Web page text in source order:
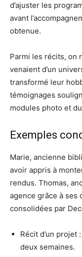
d’ajuster les
avant
obtenue.
Parmi les récits, on
venaient d’un
transformé leur
témoignages
modules photo et
Exemples
Marie, ancienne
avoir appris à
rendus. Thomas,
agence grâce à ses
consolidées par
Récit d’un projet
deux semaines.